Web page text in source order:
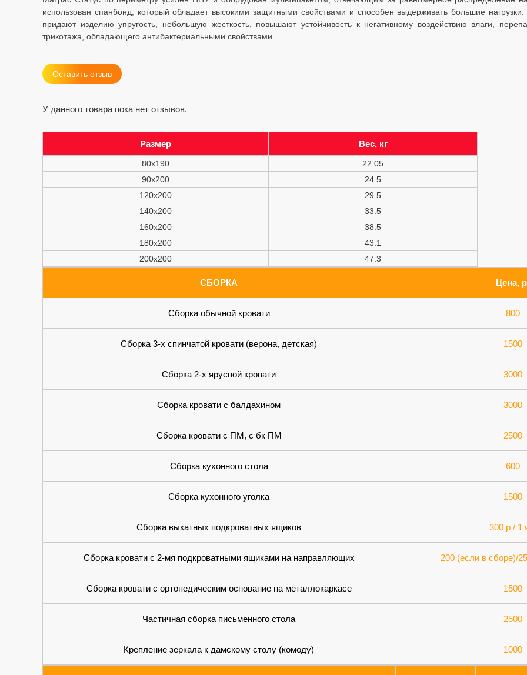
использован спанбонд, который обладает высокими защитными свойствами и способен выдерживать большие
придают изделию упругость, небольшую жесткость, повышают устойчивость к негативному воздействию влаги,
трикотажа, обладающего антибактериальными свойствами.
Оставить отзыв
У данного товара пока нет отзывов.
Размер Вес, кг
80x190
22.05
90х200
24.5
120х200
29.5
140х200
33.5
160х200
38.5
180х200
43.1
200х200
47.3
СБОРКА Цена,
Сборка обычной кровати 800
Сборка 3-х спинчатой кровати (верона, детская) 1500
Сборка 2-х ярусной кровати 3000
Сборка кровати с балдахином 3000
Сборка кровати с ПМ, с бк ПМ 2500
Сборка кухонного стола 600
Сборка кухонного уголка 1500
Сборка выкатных подкроватных ящиков 300 р / 1
Сборка кровати с 2-мя подкроватными ящиками на направляющих 200 (если в сборе)/
Сборка кровати с ортопедическим основание на металлокаркасе 1500
Частичная сборка письменного стола 2500
Крепление зеркала к дамскому столу (комоду) 1000